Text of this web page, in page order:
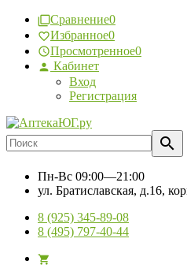
Сравнение0
Избранное0
Просмотренное0
Кабинет
Вход
Регистрация
Пн-Вс 09:00—21:00
ул. Братиславская, д.16,
8 (925) 345-89-08
8 (495) 797-40-44